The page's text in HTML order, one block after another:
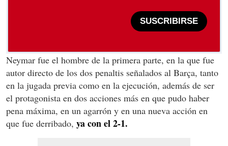
SUSCRIBIRSE
Neymar fue el hombre de la primera parte, en la que fue
autor directo de los dos penaltis señalados al Barça, tanto
en la jugada previa como en la ejecución, además de ser
el protagonista en dos acciones más en que pudo haber
pena máxima, en un agarrón y en una nueva acción en
que fue derribado, ya con el 2-1.